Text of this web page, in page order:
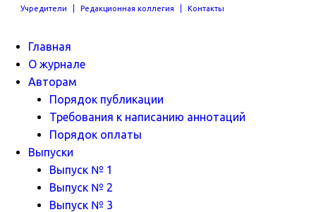
Учредители Редакционная коллегия Контакты
Главная
О журнале
Авторам
Порядок публикации
Требования к написанию аннотаций
Порядок оплаты
Выпуски
Выпуск № 1
Выпуск № 2
Выпуск № 3